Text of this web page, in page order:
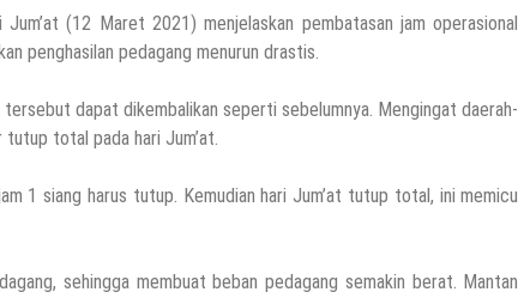
(12 Maret 2021) menjelaskan pembatasan jam operasional
penghasilan pedagang menurun drastis.
dapat dikembalikan seperti sebelumnya. Mengingat daerah-
total pada hari Jum’at.
1 siang harus tutup. Kemudian hari Jum’at tutup total, ini memicu
sehingga membuat beban pedagang semakin berat. Mantan